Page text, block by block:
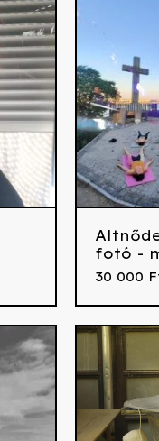
fotó -
30 000